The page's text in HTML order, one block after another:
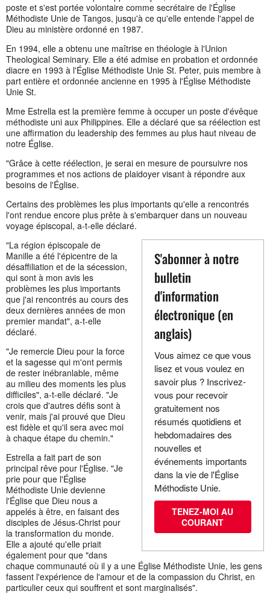
poste et s'est portée volontaire comme secrétaire de l'Église
Méthodiste Unie de Tangos, jusqu'à ce qu'elle entende l'appel de
Dieu au ministère ordonné en 1987.
En 1994, elle a obtenu une maîtrise en théologie à l'Union
Theological Seminary. Elle a été admise en probation et ordonnée
diacre en 1993 à l'Église Méthodiste Unie St. Peter, puis membre à
part entière et ordonnée ancienne en 1995 à l'Église Méthodiste
Unie St.
Mme Estrella est la première femme à occuper un poste d'évêque
méthodiste uni aux Philippines. Elle a déclaré que sa réélection est
une affirmation du leadership des femmes au plus haut niveau de
notre Église.
"Grâce à cette réélection, je serai en mesure de poursuivre nos
programmes et nos actions de plaidoyer visant à répondre aux
besoins de l'Église.
Certains des problèmes les plus importants qu'elle a rencontrés
l'ont rendue encore plus prête à s'embarquer dans un nouveau
voyage épiscopal, a-t-elle déclaré.
S'abonner à notre
bulletin
d'information
électronique (en
anglais)
Vous aimez ce que vous
lisez et vous voulez en
savoir plus ? Inscrivez-
vous pour recevoir
gratuitement nos
résumés quotidiens et
hebdomadaires des
nouvelles et
événements importants
dans la vie de l'Église
Méthodiste Unie.
TENEZ-MOI AU
COURANT
"La région épiscopale de
Manille a été l'épicentre de la
désaffiliation et de la sécession,
qui sont à mon avis les
problèmes les plus importants
que j'ai rencontrés au cours des
deux dernières années de mon
premier mandat", a-t-elle
déclaré.
"Je remercie Dieu pour la force
et la sagesse qui m'ont permis
de rester inébranlable, même
au milieu des moments les plus
difficiles", a-t-elle déclaré. "Je
crois que d'autres défis sont à
venir, mais j'ai prouvé que Dieu
est fidèle et qu'il sera avec moi
à chaque étape du chemin."
Estrella a fait part de son
principal rêve pour l'Église. "Je
prie pour que l'Église
Méthodiste Unie devienne
l'Église que Dieu nous a
appelés à être, en faisant des
disciples de Jésus-Christ pour
la transformation du monde.
Elle a ajouté qu'elle priait
également pour que "dans
chaque communauté où il y a une Église Méthodiste Unie, les gens
fassent l'expérience de l'amour et de la compassion du Christ, en
particulier ceux qui souffrent et sont marginalisés".